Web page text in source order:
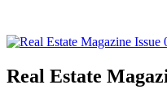
Real Estate